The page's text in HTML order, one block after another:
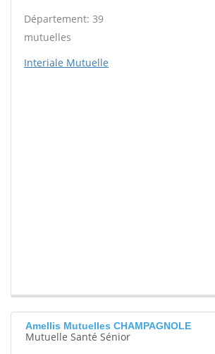
Département: 39
mutuelles
Interiale Mutuelle
Amellis Mutuelles CHAMPAGNOLE
Mutuelle Santé Sénior